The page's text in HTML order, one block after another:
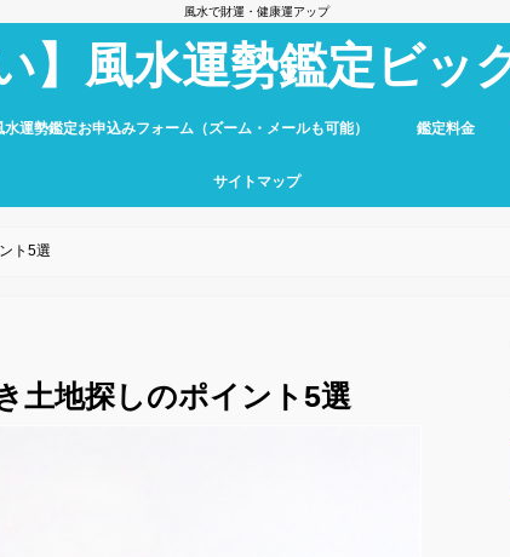
風水で財運・健康運アップ
】風水運勢鑑定ビッ
水運勢鑑定お申込みフォーム（ズーム・メールも可能） 鑑定料金
サイトマップ
ト5選
土地探しのポイント5選